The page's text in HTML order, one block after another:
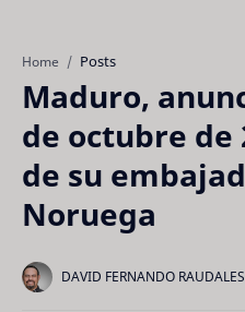
Home Posts
Maduro,
de octubre de
de su
Noruega